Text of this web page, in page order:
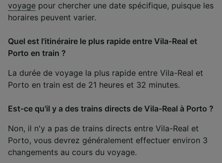
voyage pour chercher une date spécifique, puisque les
horaires peuvent varier.
Quel est l'itinéraire le plus rapide entre Vila-Real et
Porto en train ?
La durée de voyage la plus rapide entre Vila-Real et
Porto en train est de 21 heures et 32 minutes.
Est-ce qu'il y a des trains directs de Vila-Real à Porto ?
Non, il n'y a pas de trains directs entre Vila-Real et
Porto, vous devrez généralement effectuer environ 3
changements au cours du voyage.